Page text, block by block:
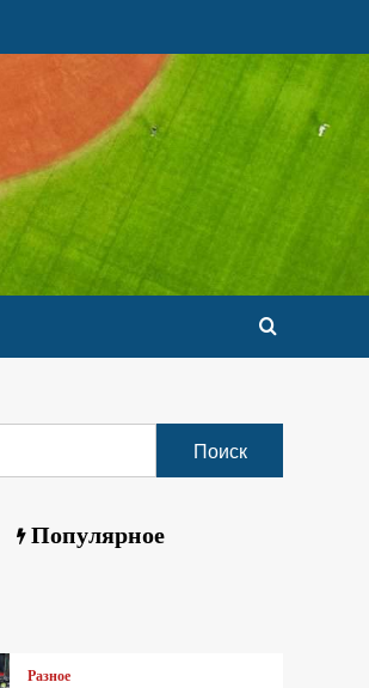
Популярное
Разное